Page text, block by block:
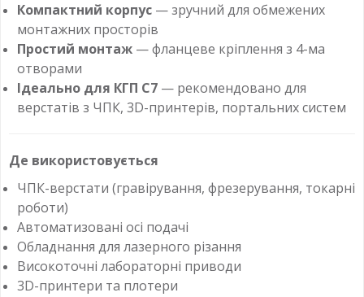
Компактний корпус — зручний для обмежених
монтажних просторів
Простий монтаж — фланцеве кріплення з 4-ма
отворами
Ідеально для КГП C7 — рекомендовано для
верстатів з ЧПК, 3D-принтерів, портальних систем
Де використовується
ЧПК-верстати (гравірування, фрезерування, токарні
роботи)
Автоматизовані осі подачі
Обладнання для лазерного різання
Високоточні лабораторні приводи
3D-принтери та плотери